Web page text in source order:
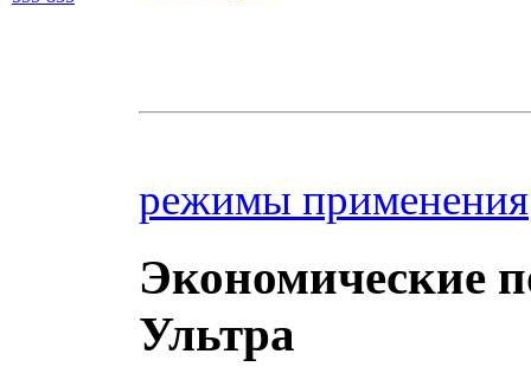
режимы применения
Экономические
Ультра